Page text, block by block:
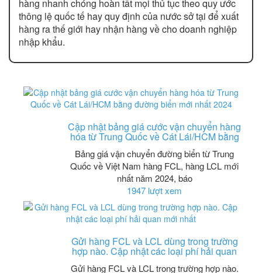
hàng nhanh chóng hoàn tất mọi thủ tục theo quy ước
thông lệ quốc tế hay quy định của nước sở tại để xuất
hàng ra thế giới hay nhận hàng về cho doanh nghiệp
nhập khẩu.
Cập nhật bảng giá cước vận chuyển hàng
hóa từ Trung Quốc về Cát Lái/HCM bằng
Bảng giá vận chuyển đường biển từ Trung
Quốc về Việt Nam hàng FCL, hàng LCL mới
nhất năm 2024, báo
1947 lượt xem
Gửi hàng FCL và LCL dùng trong trường
hợp nào. Cập nhật các loại phí hải quan
Gửi hàng FCL và LCL trong trường hợp nào.